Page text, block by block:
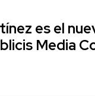
es el
Media